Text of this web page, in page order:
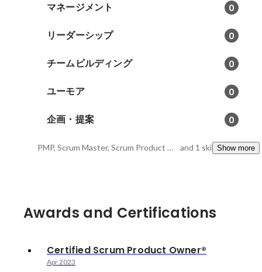
マネージメント 0
リーダーシップ 0
チームビルディング 0
ユーモア 0
企画・提案 0
PMP, Scrum Master, Scrum Product Owner and 1 skillsShow more
Awards and Certifications
Certified Scrum Product Owner®
Apr 2023